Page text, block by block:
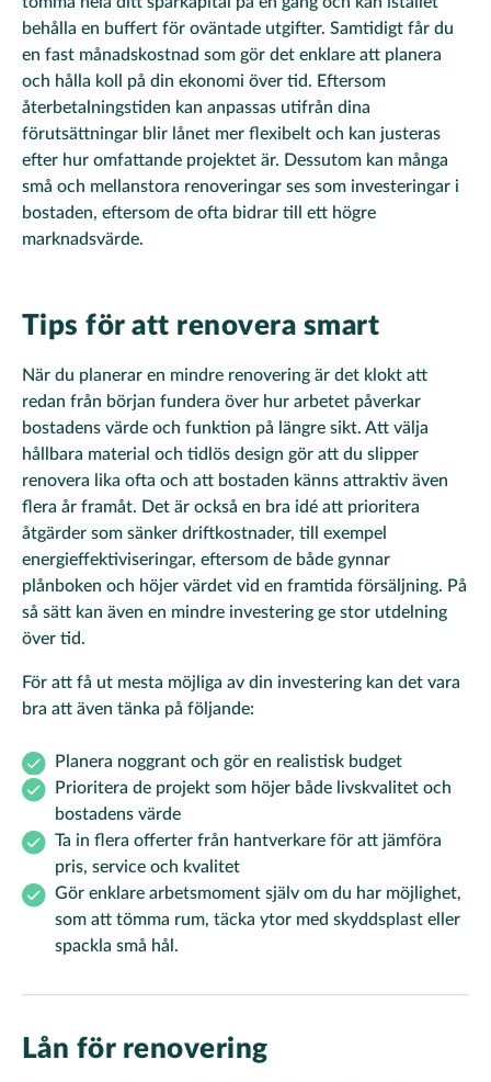
behålla en buffert för oväntade utgifter. Samtidigt får du
en fast månadskostnad som gör det enklare att planera
och hålla koll på din ekonomi över tid. Eftersom
återbetalningstiden kan anpassas utifrån dina
förutsättningar blir lånet mer flexibelt och kan justeras
efter hur omfattande projektet är. Dessutom kan många
små och mellanstora renoveringar ses som investeringar i
bostaden, eftersom de ofta bidrar till ett högre
marknadsvärde.
Tips för att renovera smart
När du planerar en mindre renovering är det klokt att
redan från början fundera över hur arbetet påverkar
bostadens värde och funktion på längre sikt. Att välja
hållbara material och tidlös design gör att du slipper
renovera lika ofta och att bostaden känns attraktiv även
flera år framåt. Det är också en bra idé att prioritera
åtgärder som sänker driftkostnader, till exempel
energieffektiviseringar, eftersom de både gynnar
plånboken och höjer värdet vid en framtida försäljning. På
så sätt kan även en mindre investering ge stor utdelning
över tid.
För att få ut mesta möjliga av din investering kan det vara
bra att även tänka på följande:
Planera noggrant och gör en realistisk budget
Prioritera de projekt som höjer både livskvalitet och
bostadens värde
Ta in flera offerter från hantverkare för att jämföra
pris, service och kvalitet
Gör enklare arbetsmoment själv om du har möjlighet,
som att tömma rum, täcka ytor med skyddsplast eller
spackla små hål.
Lån för renovering